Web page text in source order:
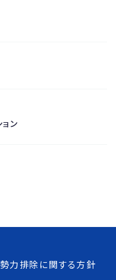
ン
力排除に関する方針